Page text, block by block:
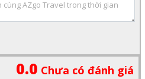
0.0 Chưa có đánh giá